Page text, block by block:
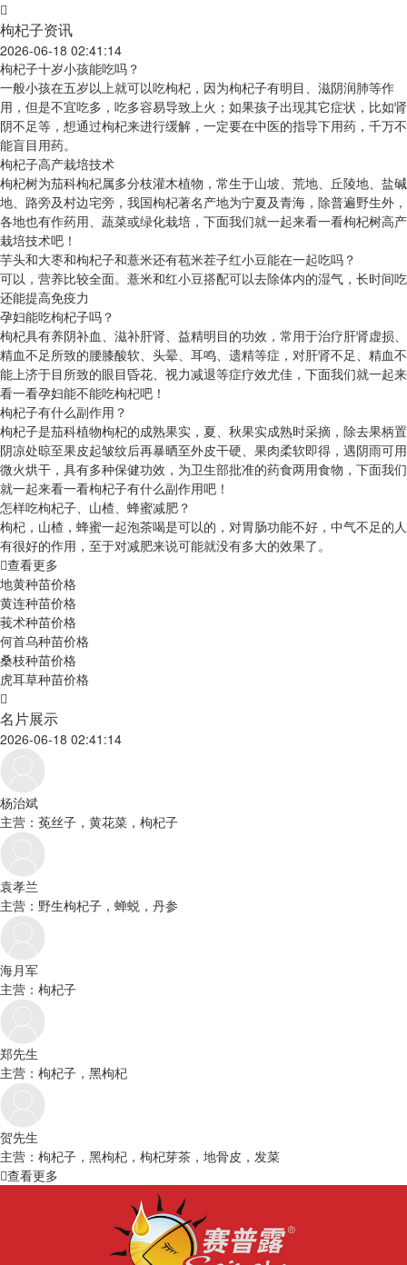
枸杞子资讯
2026-06-18 02:41:14
枸杞子十岁小孩能吃吗？
一般小孩在五岁以上就可以吃枸杞，因为枸杞子有明目、滋阴润肺等作
用，但是不宜吃多，吃多容易导致上火；如果孩子出现其它症状，比如肾
阴不足等，想通过枸杞来进行缓解，一定要在中医的指导下用药，千万不
能盲目用药。
枸杞子高产栽培技术
枸杞树为茄科枸杞属多分枝灌木植物，常生于山坡、荒地、丘陵地、盐碱
地、路旁及村边宅旁，我国枸杞著名产地为宁夏及青海，除普遍野生外，
各地也有作药用、蔬菜或绿化栽培，下面我们就一起来看一看枸杞树高产
栽培技术吧！
芋头和大枣和枸杞子和薏米还有苞米茬子红小豆能在一起吃吗？
可以，营养比较全面。薏米和红小豆搭配可以去除体内的湿气，长时间吃
还能提高免疫力
孕妇能吃枸杞子吗？
枸杞具有养阴补血、滋补肝肾、益精明目的功效，常用于治疗肝肾虚损、
精血不足所致的腰膝酸软、头晕、耳鸣、遗精等症，对肝肾不足、精血不
能上济于目所致的眼目昏花、视力减退等症疗效尤佳，下面我们就一起来
看一看孕妇能不能吃枸杞吧！
枸杞子有什么副作用？
枸杞子是茄科植物枸杞的成熟果实，夏、秋果实成熟时采摘，除去果柄置
阴凉处晾至果皮起皱纹后再暴晒至外皮干硬、果肉柔软即得，遇阴雨可用
微火烘干，具有多种保健功效，为卫生部批准的药食两用食物，下面我们
就一起来看一看枸杞子有什么副作用吧！
怎样吃枸杞子、山楂、蜂蜜减肥？
枸杞，山楂，蜂蜜一起泡茶喝是可以的，对胃肠功能不好，中气不足的人
有很好的作用，至于对减肥来说可能就没有多大的效果了。
查看更多
地黄种苗价格
黄连种苗价格
莪术种苗价格
何首乌种苗价格
桑枝种苗价格
虎耳草种苗价格
名片展示
2026-06-18 02:41:14
杨治斌
主营：莬丝子，黄花菜，枸杞子
袁孝兰
主营：野生枸杞子，蝉蜕，丹参
海月军
主营：枸杞子
郑先生
主营：枸杞子，黑枸杞
贺先生
主营：枸杞子，黑枸杞，枸杞芽茶，地骨皮，发菜
查看更多